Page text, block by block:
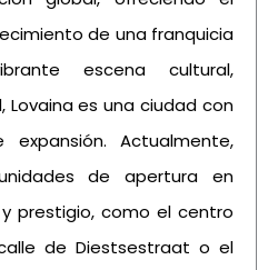
de una franquicia
escena cultural,
es una ciudad con
Actualmente,
de apertura en
prestigio, como el centro
de Diestsestraat o el